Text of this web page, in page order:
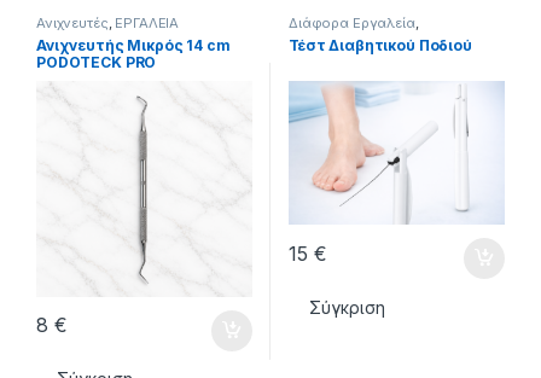
Ανιχνευτές, ΕΡΓΑΛΕΙΑ
Ανιχνευτής Μικρός 14 cm
PODOTECK PRO
8 €
Διάφορα Εργαλεία,
ΕΞΟΠΛΙΣΜΟΣ ΕΡΓΑΛΕΙΑ
Τέστ Διαβητικού Ποδιού
15 €
Σύγκριση